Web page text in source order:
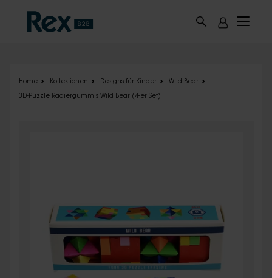
Home Kollektionen Designs für Kinder Wild Bear
3D-Puzzle Radiergummis Wild Bear (4-er Set)